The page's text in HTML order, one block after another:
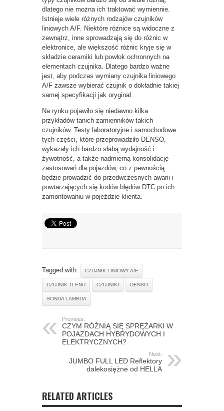
dlatego nie można ich traktować wymiennie.
Istnieje wiele różnych rodzajów czujników
liniowych A/F. Niektóre różnice są widoczne z
zewnątrz, inne sprowadzają się do różnic w
elektronice, ale większość różnic kryje się w
składzie ceramiki lub powłok ochronnych na
elementach czujnika. Dlatego bardzo ważne
jest, aby podczas wymiany czujnika liniowego
A/F zawsze wybierać czujnik o dokładnie takiej
samej specyfikacji jak oryginał.
Na rynku pojawiło się niedawno kilka
przykładów tanich zamienników takich
czujników. Testy laboratoryjne i samochodowe
tych części, które przeprowadziło DENSO,
wykazały ich bardzo słabą wydajność i
żywotność, a także nadmierną konsolidację
zastosowań dla pojazdów, co z pewnością
będzie prowadzić do przedwczesnych awarii i
powtarzających się kodów błędów DTC po ich
zamontowaniu w pojeździe klienta.
Tagged with: CZUJNIK LINIOWY A/F
CZUJNIK TLENU CZUJNIKI DENSO
SONDA LAMBDA
Previous:
CZYM RÓŻNIĄ SIĘ SPRĘŻARKI W
POJAZDACH HYBRYDOWYCH I
ELEKTRYCZNYCH?
Next:
JUMBO FULL LED Reflektory
dalekosiężne od HELLA
RELATED ARTICLES